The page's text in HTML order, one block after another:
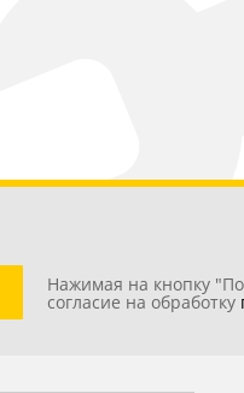
Нажимая на кнопку
согласие на обработку